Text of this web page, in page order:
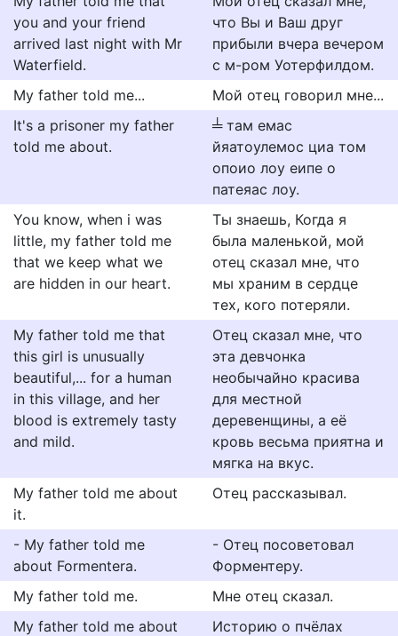
you and your friend
arrived last night with Mr
Waterfield.
что Вы и Ваш друг
прибыли вчера вечером
с м-ром Уотерфилдом.
My father told me...
Мой отец говорил мне...
It's a prisoner my father
told me about.
╧ там емас
йяатоулемос циа том
опоио лоу еипе о
патеяас лоу.
You know, when i was
little, my father told me
that we keep what we
are hidden in our heart.
Ты знаешь, Когда я
была маленькой, мой
отец сказал мне, что
мы храним в сердце
тех, кого потеряли.
My father told me that
this girl is unusually
beautiful,... for a human
in this village, and her
blood is extremely tasty
and mild.
Отец сказал мне, что
эта девчонка
необычайно красива
для местной
деревенщины, а её
кровь весьма приятна и
мягка на вкус.
My father told me about
it.
Отец рассказывал.
- My father told me
about Formentera.
- Отец посоветовал
Форментеру.
My father told me.
Мне отец сказал.
My father told me about
Историю о пчёлах